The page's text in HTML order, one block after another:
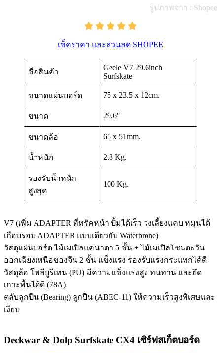
รูปภาพจาก : Shopee
เช็คราคา และส่วนลด SHOPEE
ชื่อสินค้า
Geele V7 29.6inch
Surfskate
ขนาดแผ่นบอร์ด 75 x 23.5 x 12cm.
ขนาด 29.6″
ขนาดล้อ 65 x 51mm.
น้ำหนัก 2.8 Kg.
รองรับน้ำหนัก
สูงสุด
100 Kg.
V7 (เพิ่ม ADAPTER ที่ทรัคหน้า ปั้มได้เร็ว วงเลี้ยงแคบ หมุนได้
เกือบรอบ ADAPTER แบบเดียวกับ Waterbrone)
วัสดุแผ่นบอร์ด ไม้เมเปิลแคนาดา 5 ชั้น + ไม้เมเปิลโซนตะวัน
ออกเฉียงเหนือของจีน 2 ชั้น แข็งแรง รองรับแรงกระแทกได้ดี
วัสดุล้อ โพลียูรีเทน (PU) มีความแข็งแรงสูง ทนทาน และยึด
เกาะพื้นได้ดี (78A)
ตลับลูกปืน (Bearing) ลูกปืน (ABEC-11) ให้ความเร็วสูงพิเศษและ
เงียบ
Deckwar & Dolp Surfskate CX4 เซิร์ฟสเก็ตบอร์ด